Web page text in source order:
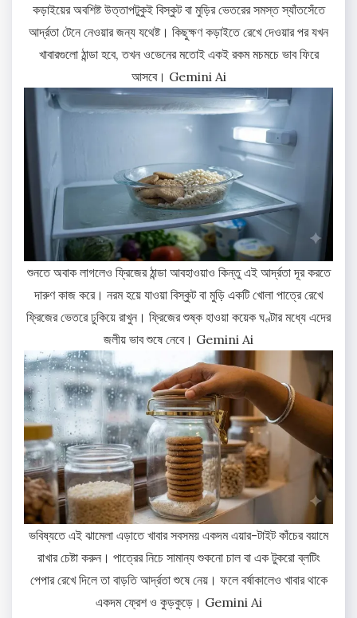
কড়াইয়ের অবশিষ্ট উত্তাপটুকুই বিস্কুট বা মুড়ির ভেতরের সমস্ত স্যাঁতসেঁতে
আর্দ্রতা টেনে নেওয়ার জন্য যথেষ্ট। কিছুক্ষণ কড়াইতে রেখে দেওয়ার পর যখন
খাবারগুলো ঠান্ডা হবে, তখন ওভেনের মতোই একই রকম মচমচে ভাব ফিরে
আসবে। Gemini Ai
শুনতে অবাক লাগলেও ফ্রিজের ঠান্ডা আবহাওয়াও কিন্তু এই আর্দ্রতা দূর করতে
দারুণ কাজ করে। নরম হয়ে যাওয়া বিস্কুট বা মুড়ি একটি খোলা পাত্রে রেখে
ফ্রিজের ভেতরে ঢুকিয়ে রাখুন। ফ্রিজের শুষ্ক হাওয়া কয়েক ঘণ্টার মধ্যে এদের
জলীয় ভাব শুষে নেবে। Gemini Ai
ভবিষ্যতে এই ঝামেলা এড়াতে খাবার সবসময় একদম এয়ার-টাইট কাঁচের বয়ামে
রাখার চেষ্টা করুন। পাত্রের নিচে সামান্য শুকনো চাল বা এক টুকরো ব্লটিং
পেপার রেখে দিলে তা বাড়তি আর্দ্রতা শুষে নেয়। ফলে বর্ষাকালেও খাবার থাকে
একদম ফ্রেশ ও কুড়কুড়ে। Gemini Ai